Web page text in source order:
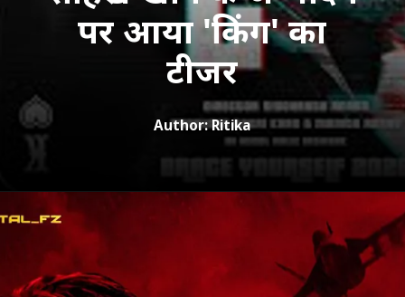
पर आया 'किंग' का
टीजर
Author: Ritika